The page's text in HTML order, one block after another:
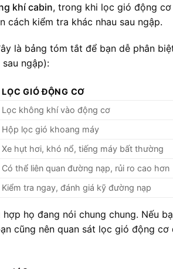
khí cabin, trong khi lọc gió động cơ
cách kiểm tra khác nhau sau ngập.
là bảng tóm tắt để bạn dễ phân
ngập):
LỌC GIÓ ĐỘNG CƠ
Lọc không khí vào động cơ
Hộp lọc gió khoang máy
Xe hụt hơi, khó nổ, tiếng máy bất thường
Có thể liên quan đường nạp, rủi ro cao hơn
Kiểm tra ngay, đánh giá kỹ đường nạp
họ đang nói chung chung. Nếu
cũng nên quan sát lọc gió động cơ